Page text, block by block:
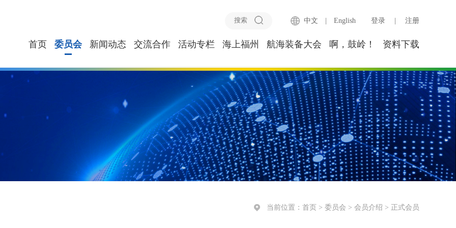
登录 注册
中文 English
首页 委员会 新闻动态 交流合作 活动专栏 海上福州 航海装备大会 啊，鼓岭！ 资料下载
当前位置： 首页 > 委员会 > 会员介绍 > 正式会员